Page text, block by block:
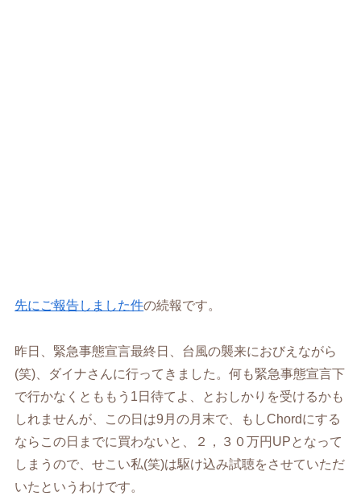
先にご報告しました件の続報です。
昨日、緊急事態宣言最終日、台風の襲来におびえながら
(笑)、ダイナさんに行ってきました。何も緊急事態宣言下
で行かなくとももう1日待てよ、とおしかりを受けるかも
しれませんが、この日は9月の月末で、もしChordにする
ならこの日までに買わないと、２，３０万円UPとなって
しまうので、せこい私(笑)は駆け込み試聴をさせていただ
いたというわけです。